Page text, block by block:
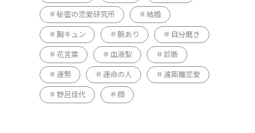
秘密の恋愛研究所 結婚
胸キュン 脈あり 自分磨き
花言葉 血液型 診断
運勢 運命の人 遠距離恋愛
野呂佳代 顔